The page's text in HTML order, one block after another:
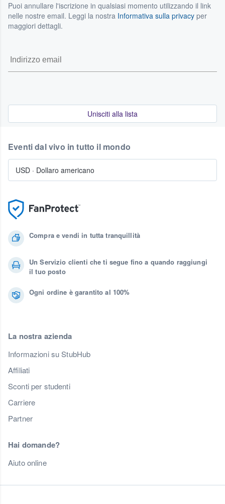
Puoi annullare l'iscrizione in qualsiasi momento utilizzando il link
nelle nostre email. Leggi la nostra Informativa sulla privacy per
maggiori dettagli.
Unisciti alla lista
Compra e vendi in tutta tranquillità
Un Servizio clienti che ti segue fino a quando raggiungi
il tuo posto
Ogni ordine è garantito al 100%
La nostra azienda
Informazioni su StubHub
Affiliati
Sconti per studenti
Carriere
Partner
Hai domande?
Aiuto online
Eventi dal vivo in tutto il mondo
USD · Dollaro americano